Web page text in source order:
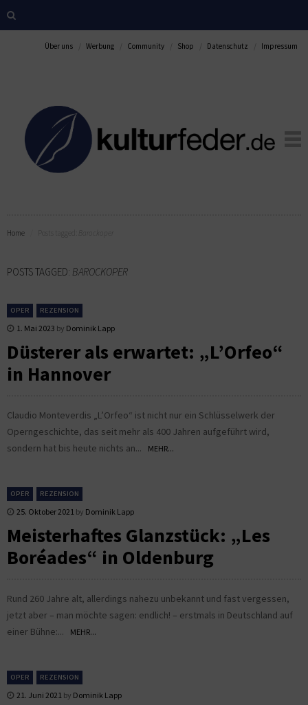
Über uns Werbung Community Shop Datenschutz Impressum
Home
POSTS TAGGED: BAROCKOPER
OPER REZENSION
1. Mai 2023 by Dominik Lapp
Düsterer als erwartet: „L’Orfeo“
in Hannover
Claudio Monteverdis „L’Orfeo“ ist nicht nur ein Schlüsselwerk der
Operngeschichte, das seit mehr als 400 Jahren aufgeführt wird,
sondern hat bis heute nichts an...
MEHR...
OPER REZENSION
25. Oktober 2021 by Dominik Lapp
Meisterhaftes Glanzstück: „Les
Boréades“ in Oldenburg
Rund 260 Jahre alt, allerdings nahezu unbekannt und fast vergessen,
jetzt aber – man möchte sagen: endlich! – erstmals in Deutschland auf
einer Bühne:...
MEHR...
OPER REZENSION
21. Juni 2021 by Dominik Lapp